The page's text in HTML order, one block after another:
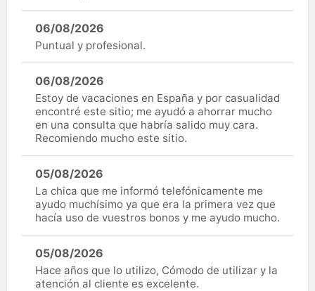
06/08/2026
Puntual y profesional.
06/08/2026
Estoy de vacaciones en España y por casualidad
encontré este sitio; me ayudó a ahorrar mucho
en una consulta que habría salido muy cara.
Recomiendo mucho este sitio.
05/08/2026
La chica que me informó telefónicamente me
ayudo muchísimo ya que era la primera vez que
hacía uso de vuestros bonos y me ayudo mucho.
05/08/2026
Hace años que lo utilizo, Cómodo de utilizar y la
atención al cliente es excelente.